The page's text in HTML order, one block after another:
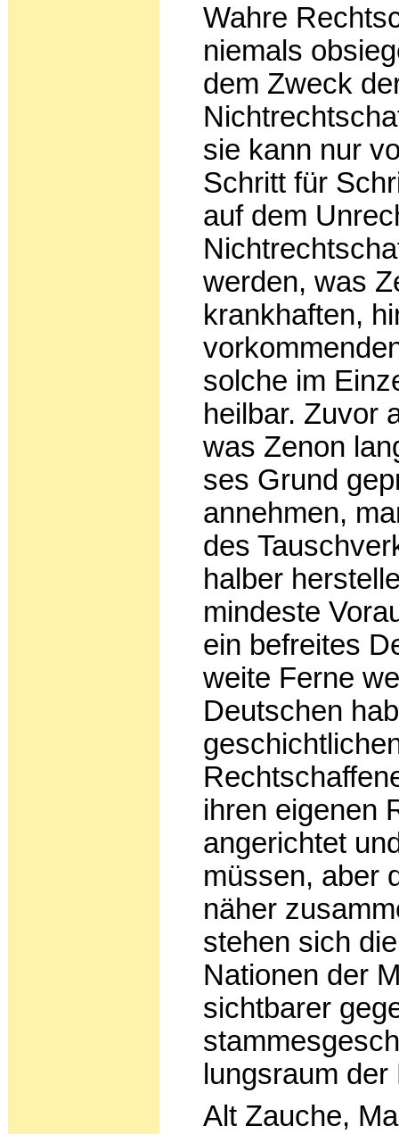
Wahre
niemals
dem Zweck
sie kann nur
Schritt für
auf dem
werden, was
krankhaften,
solche im
heilbar. Zuvor
was Zenon
ses Grund
annehmen,
des
halber
mindeste
ein befreites
weite Ferne
Deutschen
ihren eigenen
angerichtet
müssen, aber
näher
stehen sich
Nationen der
sichtbarer
lungsraum
Alt Zauche,